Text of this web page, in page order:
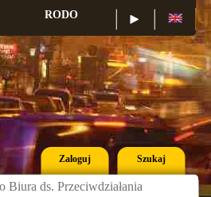
RODO Konkurs
Zaloguj Szukaj
ds. Przeciwdziałania